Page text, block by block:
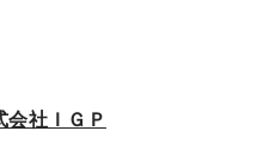
会社ＩＧＰ